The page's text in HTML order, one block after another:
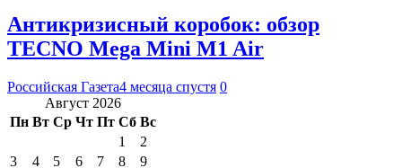
Антикризисный коробок: обзор
TECNO Mega Mini M1 Air
Российская Газета4 месяца спустя 0
Август 2026
Пн Вт Ср Чт Пт Сб Вс
1
2
3
4 5 6 7 8
9